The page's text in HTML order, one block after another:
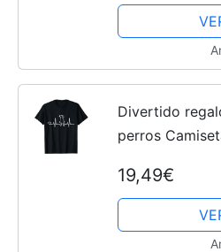
Divertido
perros
19,49€